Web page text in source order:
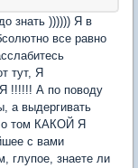
знать )))))) Я в
все равно
тут, Я
Я !!!!!! А по поводу
а выдергивать
о том КАКОЙ Я
с вами
глупое, знаете ли